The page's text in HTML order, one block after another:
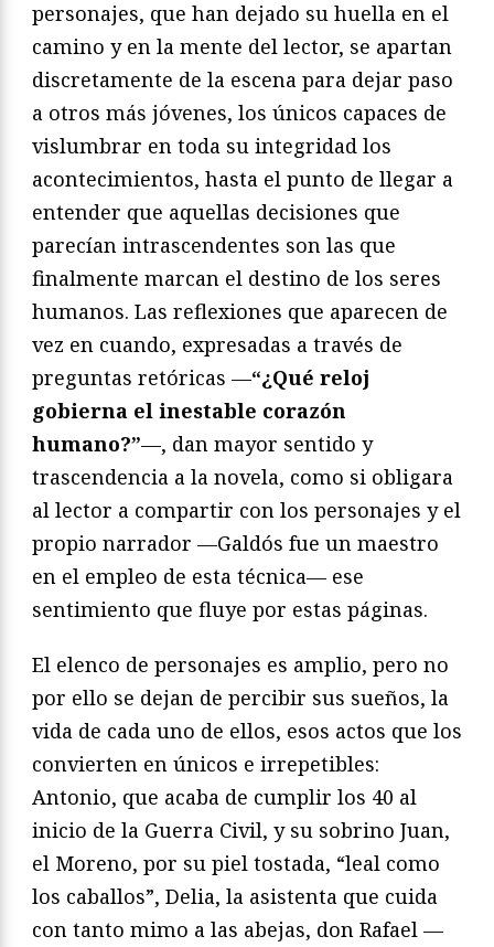
personajes, que han dejado su huella en el
camino y en la mente del lector, se apartan
discretamente de la escena para dejar paso
a otros más jóvenes, los únicos capaces de
vislumbrar en toda su integridad los
acontecimientos, hasta el punto de llegar a
entender que aquellas decisiones que
parecían intrascendentes son las que
finalmente marcan el destino de los seres
humanos. Las reflexiones que aparecen de
vez en cuando, expresadas a través de
preguntas retóricas —“¿Qué reloj
gobierna el inestable corazón
humano?”—, dan mayor sentido y
trascendencia a la novela, como si obligara
al lector a compartir con los personajes y el
propio narrador —Galdós fue un maestro
en el empleo de esta técnica— ese
sentimiento que fluye por estas páginas.
El elenco de personajes es amplio, pero no
por ello se dejan de percibir sus sueños, la
vida de cada uno de ellos, esos actos que los
convierten en únicos e irrepetibles:
Antonio, que acaba de cumplir los 40 al
inicio de la Guerra Civil, y su sobrino Juan,
el Moreno, por su piel tostada, “leal como
los caballos”, Delia, la asistenta que cuida
con tanto mimo a las abejas, don Rafael —